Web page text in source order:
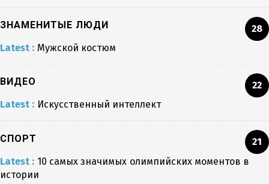
ЗНАМЕНИТЫЕ ЛЮДИ
28
Latest : Мужской костюм
ВИДЕО
22
Latest : Искусственный интеллект
СПОРТ
21
Latest : 10 самых значимых олимпийских моментов в
истории